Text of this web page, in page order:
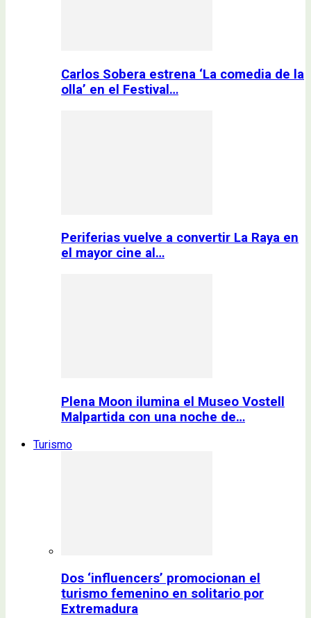
Carlos Sobera estrena ‘La comedia de la
olla’ en el Festival…
Periferias vuelve a convertir La Raya en
el mayor cine al…
Plena Moon ilumina el Museo Vostell
Malpartida con una noche de…
Turismo
Dos ‘influencers’ promocionan el
turismo femenino en solitario por
Extremadura